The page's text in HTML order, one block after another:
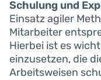
Schulung und
Einsatz agiler
Mitarbeiter
Hierbei ist es
einzusetzen, die
Arbeitsweisen